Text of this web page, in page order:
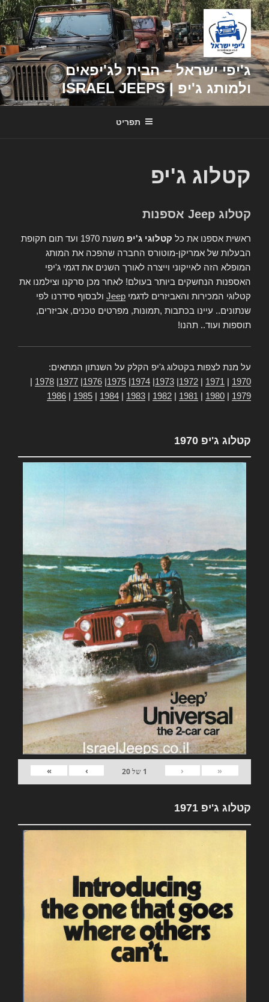
דילוג
לתוכן
ג'יפי ישראל – הבית לג'יפאים
ולמותג ג'יפ | ISRAEL JEEPS
תפריט
קטלוג ג'יפ
קטלוג Jeep אספנות
ראשית אספנו את כל קטלוגי ג'יפ
משנת 1970 ועד תום תקופת
הבעלות של אמריקן-מוטורס החברה שהפכה את המותג
המופלא הזה לאייקוני וייצרה לאורך השנים את דגמי ג'יפי
האספנות הנחשקים ביותר בעולם! לאחר מכן סרקנו וצילמנו את
קטלוגי המכירות והאביזרים לדגמי Jeep ולבסוף סידרנו לפי
שנתונים.. עיינו בכתבות ,תמונות, מפרטים טכנים, אביזרים,
תוספות ועוד.. תהנו!
על מנת לצפות בקטלוג ג'יפ הקלק על השנתון המתאים:
1970
1971
1972
1973
1974
1975
1976
1977
1978
1979
1980
1981
1982
1983
1984
1985
1986
קטלוג ג'יפ 1970
«
‹
1 של20
›
»
קטלוג ג'יפ 1971